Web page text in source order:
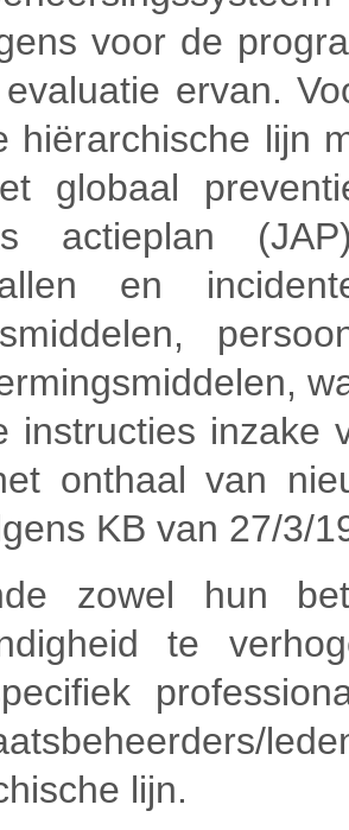
voor de
ervan.
hiërarchische lijn
globaal
actieplan
en
instructies inzake
onthaal van
KB van 27/3/
zowel hun
te
lijn.